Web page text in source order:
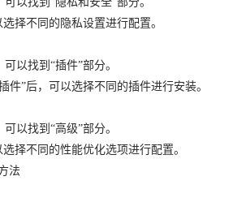
择不同的隐私设置进行配置。
以找到“插件”部分。
件”后，可以选择不同的插件进行安装。
以找到“高级”部分。
择不同的性能优化选项进行配置。
法